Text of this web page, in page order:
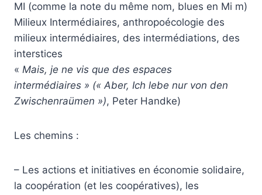
MI (comme la note du même nom, blues en Mi m)
Milieux Intermédiaires, anthropoécologie des
milieux intermédiaires, des intermédiations, des
interstices
« Mais, je ne vis que des espaces
intermédiaires » (« Aber, Ich lebe nur von den
Zwischenraümen »), Peter Handke)
Les chemins :
– Les actions et initiatives en économie solidaire,
la coopération (et les coopératives), les